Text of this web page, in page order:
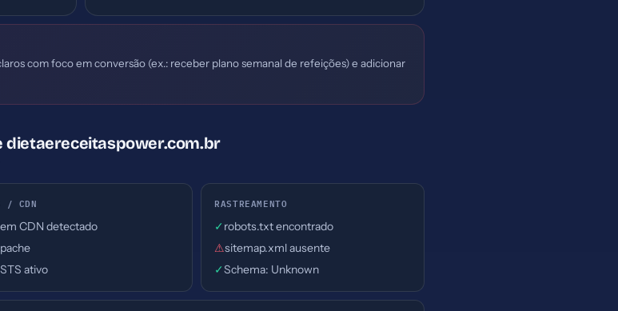
com foco em conversão (ex.: receber plano semanal de refeições) e adicionar
dietaereceitaspower.com.br
/ CDN
CDN detectado
ativo
RASTREAMENTO
✓ robots.txt encontrado
⚠sitemap.xml ausente
✓Schema: Unknown